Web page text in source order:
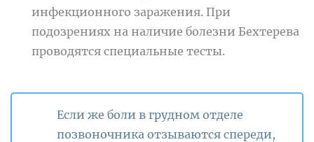
инфекционного заражения. При
подозрениях на наличие болезни Бехтерева
проводятся специальные тесты.
Если же боли в грудном отделе
позвоночника отзываются спереди,